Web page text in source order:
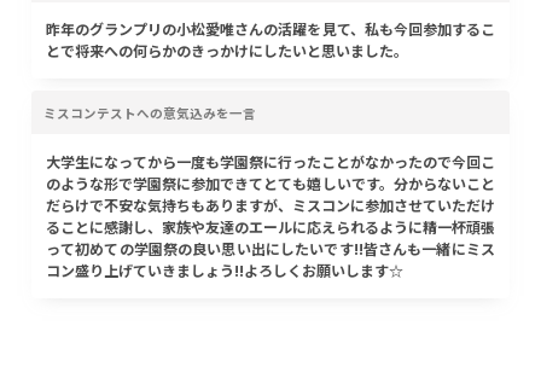
昨年のグランプリの小松愛唯さんの活躍を見て、私も今回参加するこ
とで将来への何らかのきっかけにしたいと思いました。
ミスコンテストへの意気込みを一言
大学生になってから一度も学園祭に行ったことがなかったので今回こ
のような形で学園祭に参加できてとても嬉しいです。分からないこと
だらけで不安な気持ちもありますが、ミスコンに参加させていただけ
ることに感謝し、家族や友達のエールに応えられるように精一杯頑張
って初めての学園祭の良い思い出にしたいです!!皆さんも一緒にミス
コン盛り上げていきましょう!!よろしくお願いします☆